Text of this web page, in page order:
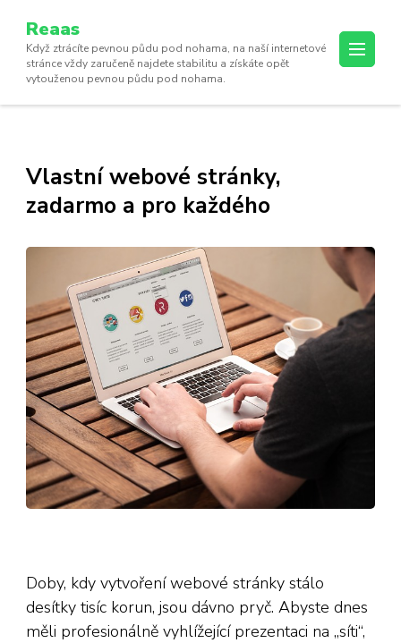
Reaas
Když ztrácíte pevnou půdu pod nohama, na naší internetové
stránce vždy zaručeně najdete stabilitu a získáte opět
vytouženou pevnou půdu pod nohama.
Vlastní webové stránky,
zadarmo a pro každého
Doby, kdy vytvoření webové stránky stálo
desítky tisíc korun, jsou dávno pryč. Abyste dnes
měli profesionálně vyhlížející prezentaci na „síti“,